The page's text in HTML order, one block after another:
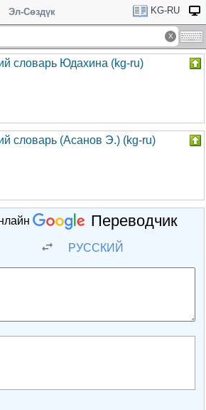
Эл-Сөздүк KG-RU
словарь Юдахина (kg-ru)
словарь (Асанов Э.) (kg-ru)
Переводчик
РУССКИЙ